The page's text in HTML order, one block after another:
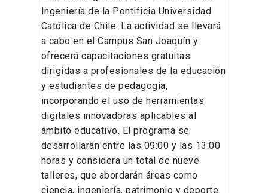
Ingeniería de la Pontificia Universidad
Católica de Chile. La actividad se llevará
a cabo en el Campus San Joaquín y
ofrecerá capacitaciones gratuitas
dirigidas a profesionales de la educación
y estudiantes de pedagogía,
incorporando el uso de herramientas
digitales innovadoras aplicables al
ámbito educativo. El programa se
desarrollarán entre las 09:00 y las 13:00
horas y considera un total de nueve
talleres, que abordarán áreas como
ciencia, ingeniería, patrimonio y deporte.